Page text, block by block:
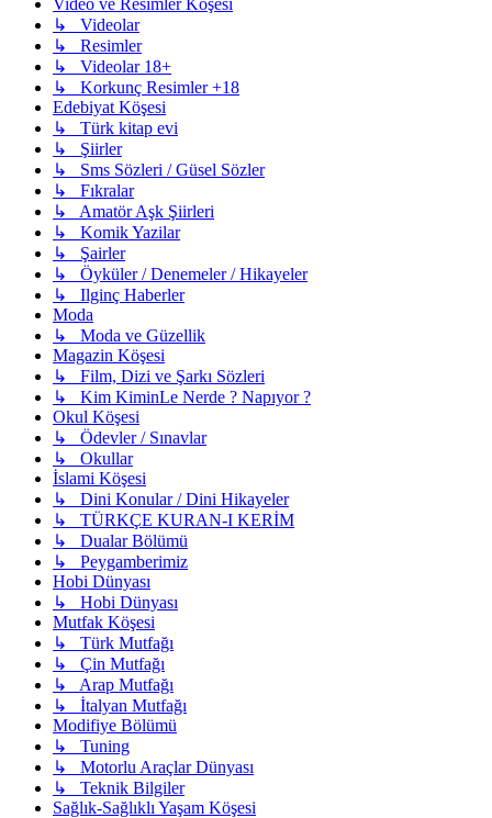
Video ve Resimler Köşesi
↳ Videolar
↳ Resimler
↳ Videolar 18+
↳ Korkunç Resimler +18
Edebiyat Köşesi
↳ Türk kitap evi
↳ Şiirler
↳ Sms Sözleri / Güsel Sözler
↳ Fıkralar
↳ Amatör Aşk Şiirleri
↳ Komik Yazilar
↳ Şairler
↳ Öyküler / Denemeler / Hikayeler
↳ Ilginç Haberler
Moda
↳ Moda ve Güzellik
Magazin Köşesi
↳ Film, Dizi ve Şarkı Sözleri
↳ Kim KiminLe Nerde ? Napıyor ?
Okul Köşesi
↳ Ödevler / Sınavlar
↳ Okullar
İslami Köşesi
↳ Dini Konular / Dini Hikayeler
↳ TÜRKÇE KURAN-I KERİM
↳ Dualar Bölümü
↳ Peygamberimiz
Hobi Dünyası
↳ Hobi Dünyası
Mutfak Köşesi
↳ Türk Mutfağı
↳ Çin Mutfağı
↳ Arap Mutfağı
↳ İtalyan Mutfağı
Modifiye Bölümü
↳ Tuning
↳ Motorlu Araçlar Dünyası
↳ Teknik Bilgiler
Sağlık-Sağlıklı Yaşam Köşesi